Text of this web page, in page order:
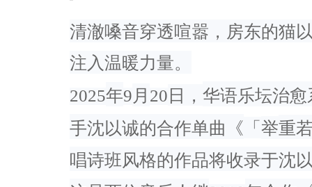
清澈嗓音穿透喧嚣， 房东的猫
注入温暖力量。
2025年9 月 20 日， 华语乐坛治
手沈以诚的合作单曲《 「 举重
唱诗班风格的作品将收录于沈